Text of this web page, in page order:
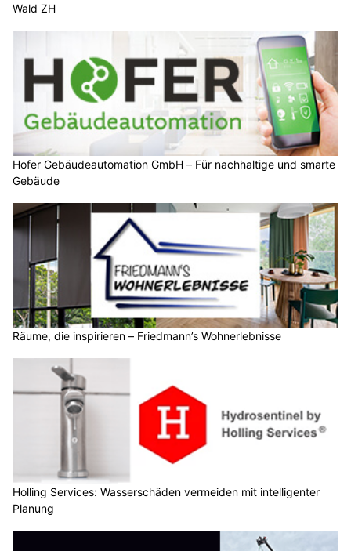
Wald ZH
Hofer Gebäudeautomation GmbH – Für nachhaltige und smarte
Gebäude
Räume, die inspirieren – Friedmann’s Wohnerlebnisse
Holling Services: Wasserschäden vermeiden mit intelligenter
Planung